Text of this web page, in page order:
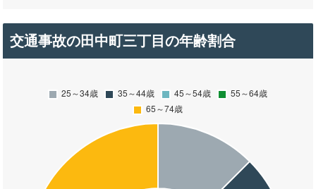
交通事故の田中町三丁目の年齢割合